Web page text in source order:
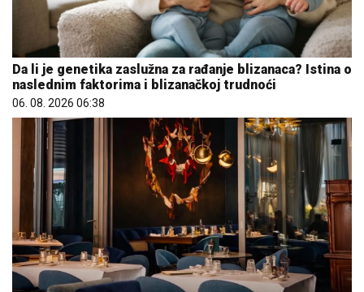
Letnje večeri u gradu više nisu rezervisane za vikend:
Zašto sve više ljudi bira večeru koja se spontano
pretvori u druženje
23. 07. 2026 12:47